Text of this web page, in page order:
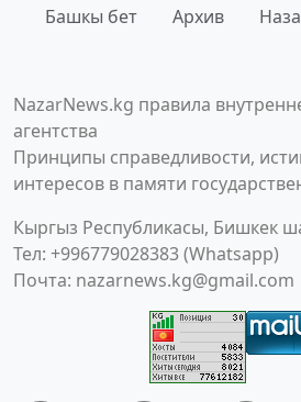
Башкы бет Архив
NazarNews.kg правила
агентства
Принципы справедливости,
интересов в памяти
Кыргыз Республикасы, Бишкек
Тел: +996779028383 (Whatsapp)
Почта: nazarnews.kg@gmail.com